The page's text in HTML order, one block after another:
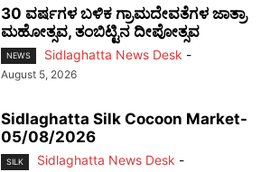
30 ವರ್ಷಗಳ ಬಳಿಕ ಗ್ರಾಮದೇವತೆಗಳ ಜಾತ್ರಾ
ಮಹೋತ್ಸವ, ತಂಬಿಟ್ಟಿನ ದೀಪೋತ್ಸವ
NEWS Sidlaghatta News Desk -
August 5, 2026
Sidlaghatta Silk Cocoon Market-
05/08/2026
SILK Sidlaghatta News Desk -